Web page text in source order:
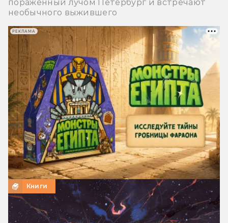
поражённый лучом Петербург и встречают
необычного выжившего
Книги
РЕКЛАМА